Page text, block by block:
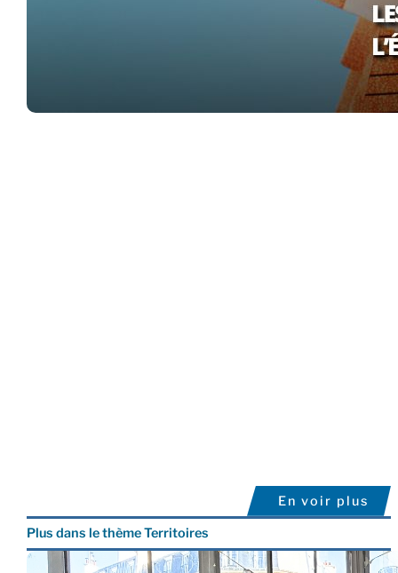
En voir plus
Plus dans le thème Territoires